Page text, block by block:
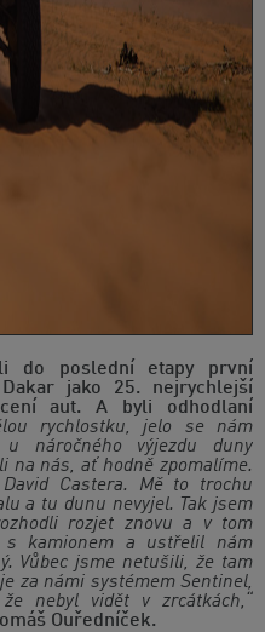
do poslední etapy první
jako 25. nejrychlejší
aut. A byli odhodlaní
rychlostku, jelo se nám
náročného výjezdu duny
na nás, ať hodně zpomalíme.
Castera. Mě to trochu
a tu dunu nevyjel. Tak jsem
rozjet znovu a v tom
kamionem a ustřelil nám
Vůbec jsme netušili, že tam
za námi systémem Sentinel,
nebyl vidět v zrcátkách,“
Ouředníček.